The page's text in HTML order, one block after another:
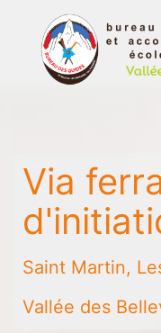
contenuBureau
des
de
la
vallée
Belleville
Saint
Via
Saint Martin,
Vallée des